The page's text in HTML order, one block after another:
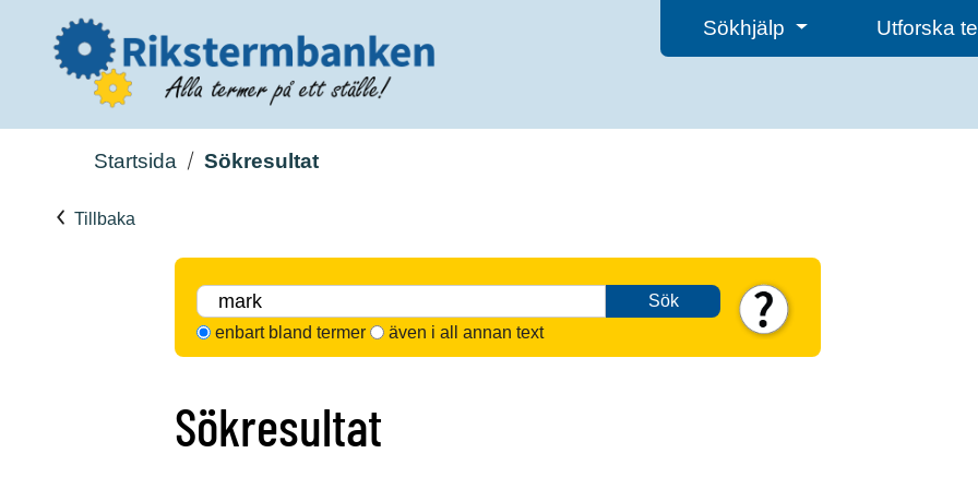
Sökhjälp Utforska
Startsida Sökresultat
Tillbaka
Sök
enbart bland termer
även i all annan text
Sökresultat